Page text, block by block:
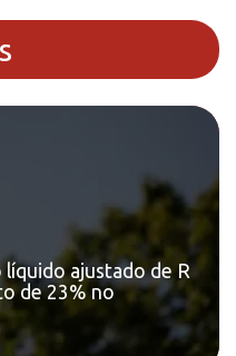
líquido ajustado de R
de 23% no